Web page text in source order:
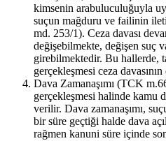
kimsenin arabuluculuğuyla
suçun mağduru ve failinin
md. 253/1). Ceza davası
değişebilmekte, değişen suç
girebilmektedir. Bu hallerde,
gerçekleşmesi ceza
Dava Zamanaşımı (TCK
gerçekleşmesi halinde kamu
verilir. Dava zamanaşımı,
bir süre geçtiği halde dava
rağmen kanuni süre içinde